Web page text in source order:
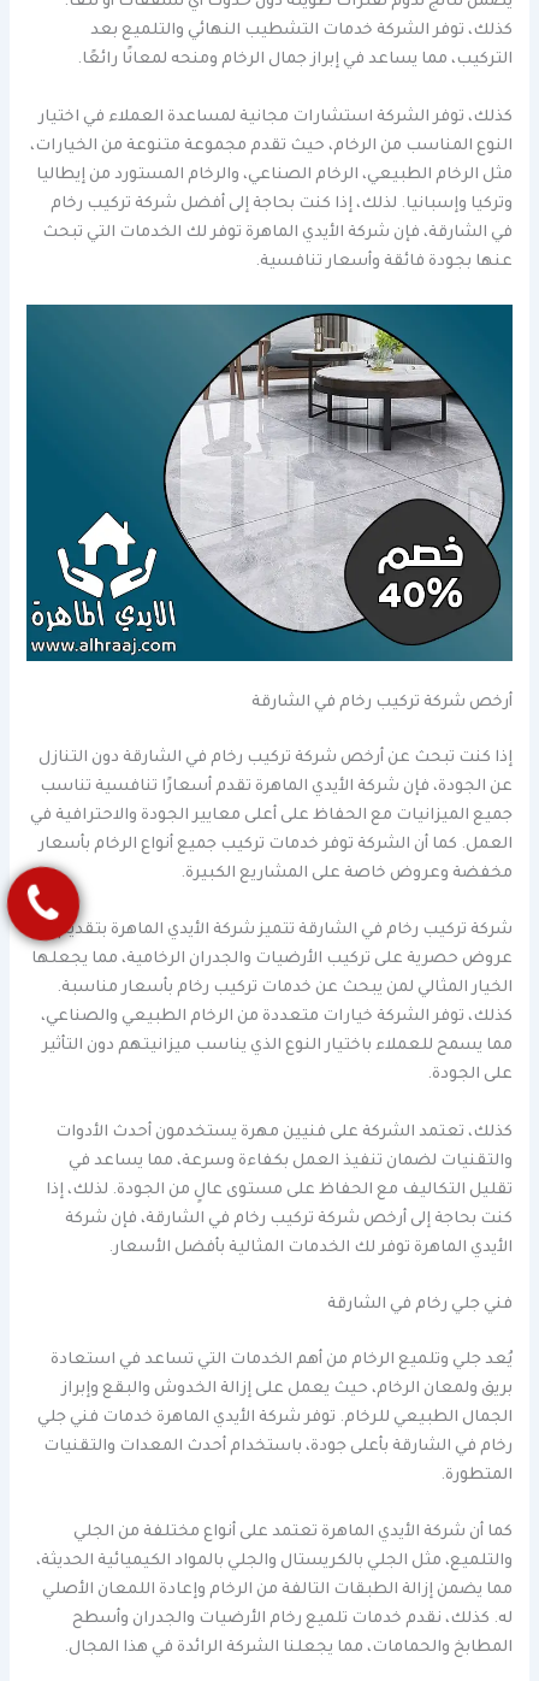
كذلك، توفر الشركة خدمات التشطيب النهائي والتلميع بعد
التركيب، مما يساعد في إبراز جمال الرخام ومنحه لمعانًا رائعًا.
كذلك، توفر الشركة استشارات مجانية لمساعدة العملاء في اختيار
النوع المناسب من الرخام، حيث تقدم مجموعة متنوعة من الخيارات،
مثل الرخام الطبيعي، الرخام الصناعي، والرخام المستورد من إيطاليا
وتركيا وإسبانيا. لذلك، إذا كنت بحاجة إلى أفضل شركة تركيب رخام
في الشارقة، فإن شركة الأيدي الماهرة توفر لك الخدمات التي تبحث
عنها بجودة فائقة وأسعار تنافسية.
أرخص شركة تركيب رخام في الشارقة
إذا كنت تبحث عن أرخص شركة تركيب رخام في الشارقة دون التنازل
عن الجودة، فإن شركة الأيدي الماهرة تقدم أسعارًا تنافسية تناسب
جميع الميزانيات مع الحفاظ على أعلى معايير الجودة والاحترافية في
العمل. كما أن الشركة توفر خدمات تركيب جميع أنواع الرخام بأسعار
مخفضة وعروض خاصة على المشاريع الكبيرة.
شركة تركيب رخام في الشارقة تتميز شركة الأيدي الماهرة بتقديم
عروض حصرية على تركيب الأرضيات والجدران الرخامية، مما يجعلها
الخيار المثالي لمن يبحث عن خدمات تركيب رخام بأسعار مناسبة.
كذلك، توفر الشركة خيارات متعددة من الرخام الطبيعي والصناعي،
مما يسمح للعملاء باختيار النوع الذي يناسب ميزانيتهم دون التأثير
على الجودة.
كذلك، تعتمد الشركة على فنيين مهرة يستخدمون أحدث الأدوات
والتقنيات لضمان تنفيذ العمل بكفاءة وسرعة، مما يساعد في
تقليل التكاليف مع الحفاظ على مستوى عالٍ من الجودة. لذلك، إذا
كنت بحاجة إلى أرخص شركة تركيب رخام في الشارقة، فإن شركة
الأيدي الماهرة توفر لك الخدمات المثالية بأفضل الأسعار.
فني جلي رخام في الشارقة
يُعد جلي وتلميع الرخام من أهم الخدمات التي تساعد في استعادة
بريق ولمعان الرخام، حيث يعمل على إزالة الخدوش والبقع وإبراز
الجمال الطبيعي للرخام. توفر شركة الأيدي الماهرة خدمات فني جلي
رخام في الشارقة بأعلى جودة، باستخدام أحدث المعدات والتقنيات
المتطورة.
كما أن شركة الأيدي الماهرة تعتمد على أنواع مختلفة من الجلي
والتلميع، مثل الجلي بالكريستال والجلي بالمواد الكيميائية الحديثة،
مما يضمن إزالة الطبقات التالفة من الرخام وإعادة اللمعان الأصلي
له. كذلك، نقدم خدمات تلميع رخام الأرضيات والجدران وأسطح
المطابخ والحمامات، مما يجعلنا الشركة الرائدة في هذا المجال.